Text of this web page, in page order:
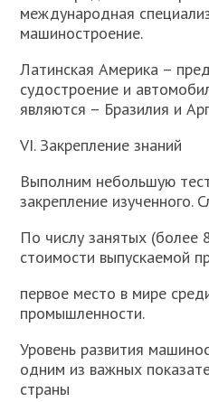
международная
машиностроение.
Латинская Америка –
судостроение и
являются – Бразилия и
VI. Закрепление знаний
Выполним небольшую
закрепление изученного.
По числу занятых (более
стоимости выпускаемой
первое место в мире
промышленности.
Уровень развития
одним из важных
страны